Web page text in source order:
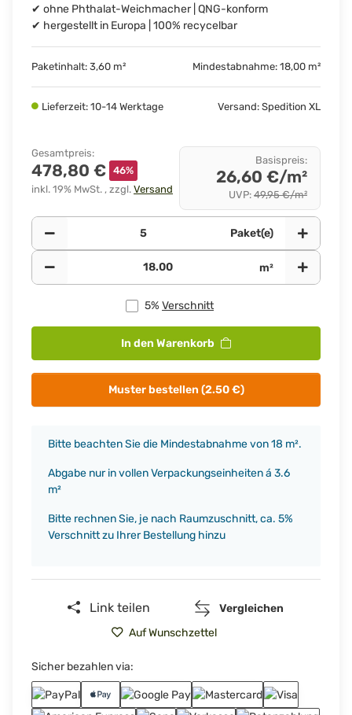
✔ ohne Phthalat-Weichmacher | QNG-konform
✔ hergestellt in Europa | 100% recycelbar
Paketinhalt: 3,60 m² Mindestabnahme: 18,00 m²
Lieferzeit: 10-14 Werktage Versand: Spedition XL
Gesamtpreis:
478,80 € 46%
inkl. 19% MwSt. , zzgl. Versand
Basispreis:
26,60 €/m²
UVP: 49,95 €/m²
Paket(e)
m²
5% Verschnitt
In den Warenkorb
Muster bestellen (2.50 €)
x
Bitte beachten Sie die Mindestabnahme von 18 m².
Abgabe nur in vollen Verpackungseinheiten á 3.6
m²
Bitte rechnen Sie, je nach Raumzuschnitt, ca. 5%
Verschnitt zu Ihrer Bestellung hinzu
Link teilen
Vergleichen
Auf Wunschzettel
Sicher bezahlen via: